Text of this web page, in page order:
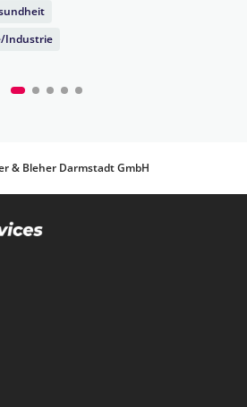
Industrie
& Bleher Darmstadt GmbH